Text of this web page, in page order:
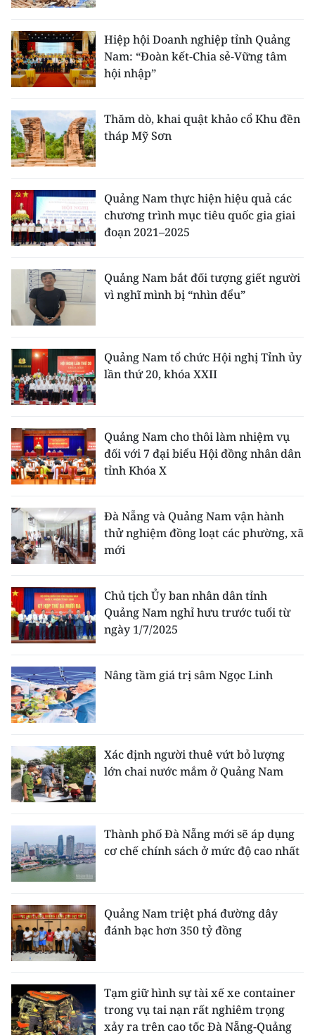
TIN ĐỊA PHƯƠNG
Trung du và miền núi phía Bắc
Đồng bằng sông Hồng
Bắc Trung Bộ
Nguyên
Đông Nam Bộ
Đồng bằng sông Cửu Long
Chuyên trang Hà Nội
Chuyên trang TP. Hồ Chí Minh
CHUYÊN ĐỀ
CÁC CHUYÊN TRANG
VỀ BÁO NHÂN DÂN
THỜI NAY
NHÂN DÂN HẰNG THÁNG
MUA BÁO
ĐỌC BÁO IN
ENGLISH
中文
FRANÇAIS
ESPAÑOL
Hiệp hội Doanh nghiệp tỉnh Quảng
Nam: “Đoàn kết-Chia sẻ-Vững tâm
hội nhập”
Thăm dò, khai quật khảo cổ Khu đền
tháp Mỹ Sơn
Quảng Nam thực hiện hiệu quả các
chương trình mục tiêu quốc gia giai
đoạn 2021–2025
Quảng Nam bắt đối tượng giết người
vì nghĩ mình bị “nhìn đểu”
Quảng Nam tổ chức Hội nghị Tỉnh ủy
lần thứ 20, khóa XXII
Quảng Nam cho thôi làm nhiệm vụ
đối với 7 đại biểu Hội đồng nhân dân
tỉnh Khóa X
Đà Nẵng và Quảng Nam vận hành
thử nghiệm đồng loạt các phường, xã
mới
Chủ tịch Ủy ban nhân dân tỉnh
Quảng Nam nghỉ hưu trước tuổi từ
ngày 1/7/2025
Nâng tầm giá trị sâm Ngọc Linh
Xác định người thuê vứt bỏ lượng
lớn chai nước mắm ở Quảng Nam
Thành phố Đà Nẵng mới sẽ áp dụng
cơ chế chính sách ở mức độ cao nhất
Quảng Nam triệt phá đường dây
đánh bạc hơn 350 tỷ đồng
Tạm giữ hình sự tài xế xe container
trong vụ tai nạn rất nghiêm trọng
xảy ra trên cao tốc Đà Nẵng-Quảng